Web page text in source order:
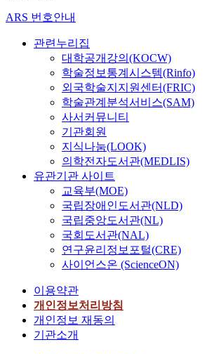
ARS 번호안내
관련누리집
대학공개강의(KOCW)
학술정보통계시스템(Rinfo)
외국학술지지원센터(FRIC)
학술관계분석서비스(SAM)
사서커뮤니티
기관회원
지식나눔(LOOK)
의학전자도서관(MEDLIS)
유관기관 사이트
교육부(MOE)
국립장애인도서관(NLD)
국립중앙도서관(NL)
국회도서관(NAL)
연구윤리정보포털(CRE)
사이언스온 (ScienceON)
이용약관
개인정보처리방침
개인정보 재동의
기관소개